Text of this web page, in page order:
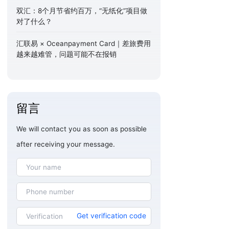
双汇：8个月节省约百万，“无纸化”项目做
对了什么？
汇联易 × Oceanpayment Card｜差旅费用
越来越难管，问题可能不在报销
留言
We will contact you as soon as possible
after receiving your message.
Get verification code